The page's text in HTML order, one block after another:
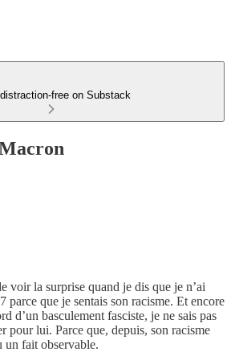
free on Substack
voir la surprise quand je dis que je n’ai
parce que je sentais son racisme. Et encore
d’un basculement fasciste, je ne sais pas
pour lui. Parce que, depuis, son racisme
un fait observable.